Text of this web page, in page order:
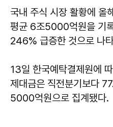
국내 주식 시장 활황에 올
평균 6조5000억원을 기
246% 급증한 것으로 나
13일 한국예탁결제원에
제대금은 직전분기보다
5000억원으로 집계됐다.